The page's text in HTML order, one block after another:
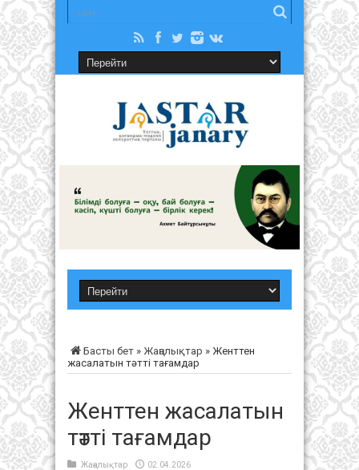
Басты бет » Жаңалықтар » Женттен
жасалатын тәтті тағамдар
Женттен жасалатын
тәтті тағамдар
Жаңалықтар
02.04.2026